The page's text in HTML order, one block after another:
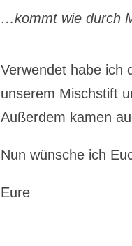
…kommt wie durch
Verwendet habe ich
unserem Mischstift
Außerdem kamen
Nun wünsche ich
Eure